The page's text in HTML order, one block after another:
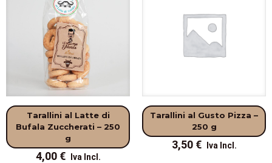
Tarallini al Latte di
Bufala Zuccherati – 250
g
4,00 €
Tarallini al Gusto Pizza –
250 g
3,50 €